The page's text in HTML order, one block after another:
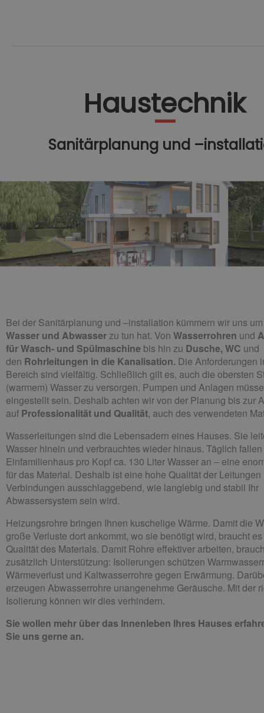
Haustechnik
Sanitärplanung und
Bei der Sanitärplanung und –installation kümmern wir uns
Wasser und Abwasserzu tun hat. Von Wasserrohren und
für Wasch- und Spülmaschine bis hin zu Dusche, WC und
den Rohrleitungen in die Kanalisation. Die Anforderungen
Bereich sind vielfältig. Schließlich gilt es, auch die obersten
(warmem) Wasser zu versorgen. Pumpen und Anlagen
eingestellt sein. Deshalb achten wir von der Planung bis zur
auf Professionalität und Qualität, auch des verwendeten
Wasserleitungen sind die Lebensadern eines Hauses. Sie
Wasser hinein und verbrauchtes wieder hinaus. Täglich
Einfamilienhaus pro Kopf ca. 130 Liter Wasser an – eine
für das Material. Deshalb ist eine hohe Qualität der Leitungen
Verbindungen ausschlaggebend, wie langlebig und stabil Ihr
Abwassersystem sein wird.
Heizungsrohre bringen Ihnen kuschelige Wärme. Damit die
große Verluste dort ankommt, wo sie benötigt wird, braucht
Qualität des Materials. Damit Rohre effektiver arbeiten,
zusätzlich Unterstützung: Isolierungen schützen
Wärmeverlust und Kaltwasserrohre gegen Erwärmung.
erzeugen Abwasserrohre unangenehme Geräusche. Mit der
Isolierung können wir dies verhindern.
Sie wollen mehr über das Innenleben Ihres Hauses
Sie uns gerne an.